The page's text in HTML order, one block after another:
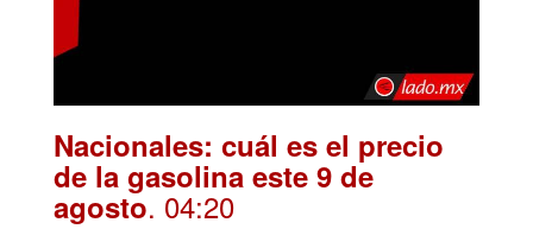
Nacionales: cuál es el precio
de la gasolina este 9 de
agosto. 04:20